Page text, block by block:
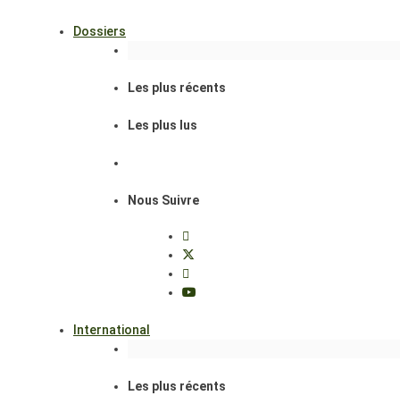
Dossiers
Les plus récents
Les plus lus
Nous Suivre
International
Les plus récents